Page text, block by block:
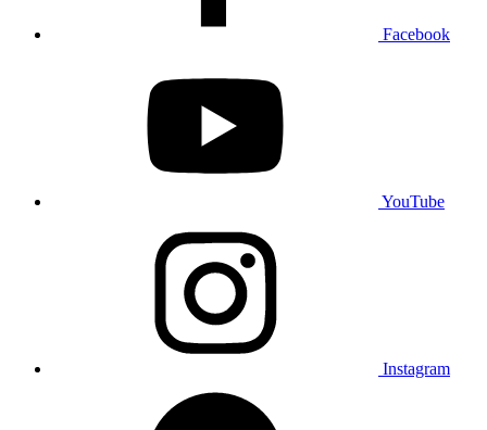
Facebook
YouTube
Instagram